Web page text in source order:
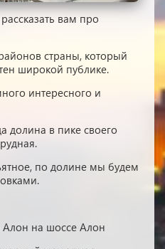
вам про
страны, который
широкой публике.
интересного и
долина в пике своего
по долине мы будем
на шоссе Алон